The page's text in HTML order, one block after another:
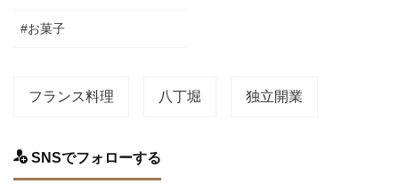
#お菓子
フランス料理 八丁堀 独立開業
SNSでフォローする